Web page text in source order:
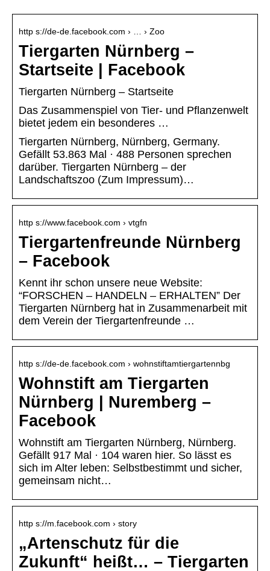
http s://de-de.facebook.com › … › Zoo
Tiergarten Nürnberg –
Startseite | Facebook
Tiergarten Nürnberg – Startseite
Das Zusammenspiel von Tier- und Pflanzenwelt
bietet jedem ein besonderes …
Tiergarten Nürnberg, Nürnberg, Germany.
Gefällt 53.863 Mal · 488 Personen sprechen
darüber. Tiergarten Nürnberg – der
Landschaftszoo (Zum Impressum)…
http s://www.facebook.com › vtgfn
Tiergartenfreunde Nürnberg
– Facebook
Kennt ihr schon unsere neue Website:
“FORSCHEN – HANDELN – ERHALTEN” Der
Tiergarten Nürnberg hat in Zusammenarbeit mit
dem Verein der Tiergartenfreunde …
http s://de-de.facebook.com › wohnstiftamtiergartennbg
Wohnstift am Tiergarten
Nürnberg | Nuremberg –
Facebook
Wohnstift am Tiergarten Nürnberg, Nürnberg.
Gefällt 917 Mal · 104 waren hier. So lässt es
sich im Alter leben: Selbstbestimmt und sicher,
gemeinsam nicht…
http s://m.facebook.com › story
„Artenschutz für die
Zukunft“ heißt… – Tiergarten